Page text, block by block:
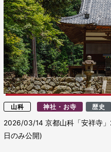
山科 神社・お寺 歴史
2026/03/14京都山科「安祥寺
日のみ公開)